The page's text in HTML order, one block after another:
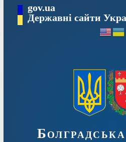
Перейтиgov.ua
Державні сайти